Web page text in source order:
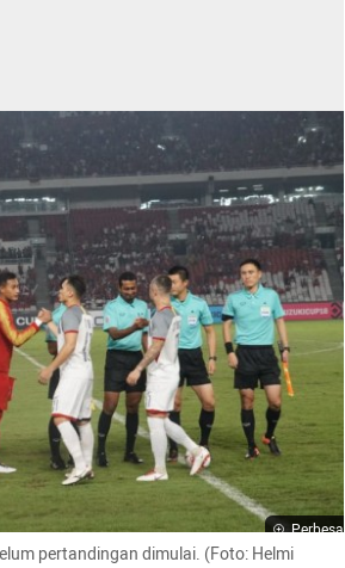
Perbesar
pertandingan dimulai. (Foto: Helmi